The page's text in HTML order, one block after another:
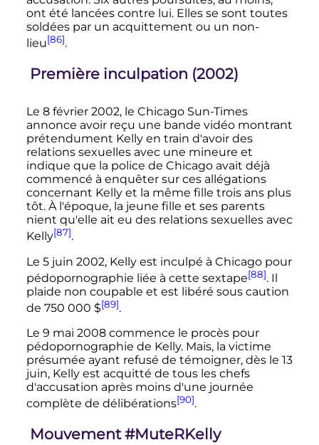
ont été lancées contre lui. Elles se sont toutes
soldées par un acquittement ou un non-
lieu[86].
Première inculpation (2002)
Le 8 février 2002, le Chicago Sun-Times
annonce avoir reçu une bande vidéo montrant
prétendument Kelly en train d'avoir des
relations sexuelles avec une mineure et
indique que la police de Chicago avait déjà
commencé à enquêter sur ces allégations
concernant Kelly et la même fille trois ans plus
tôt. À l'époque, la jeune fille et ses parents
nient qu'elle ait eu des relations sexuelles avec
Kelly[87].
Le 5 juin 2002, Kelly est inculpé à Chicago pour
pédopornographie liée à cette sextape[88]. Il
plaide non coupable et est libéré sous caution
de 750 000 $[89].
Le 9 mai 2008 commence le procès pour
pédopornographie de Kelly. Mais, la victime
présumée ayant refusé de témoigner, dès le 13
juin, Kelly est acquitté de tous les chefs
d'accusation après moins d'une journée
complète de délibérations[90].
Mouvement #MuteRKelly